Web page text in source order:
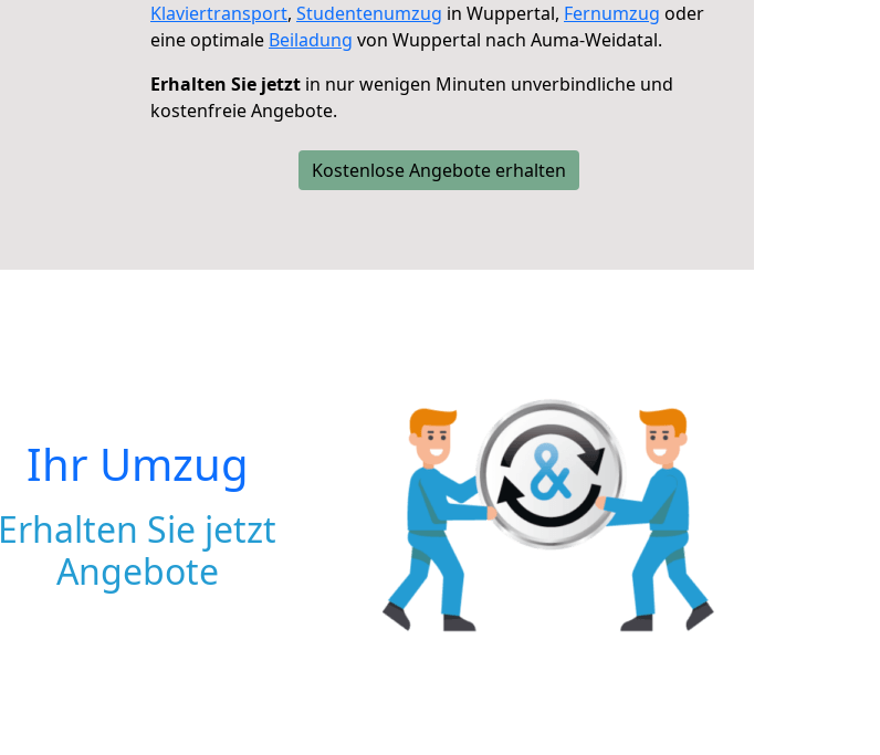
Klaviertransport, Studentenumzug in Wuppertal, Fernumzug oder
eine optimale Beiladung von Wuppertal nach Auma-Weidatal.
Erhalten Sie jetzt in nur wenigen Minuten unverbindliche und
kostenfreie Angebote.
Kostenlose Angebote erhalten
Ihr Umzug
Erhalten Sie jetzt
Angebote